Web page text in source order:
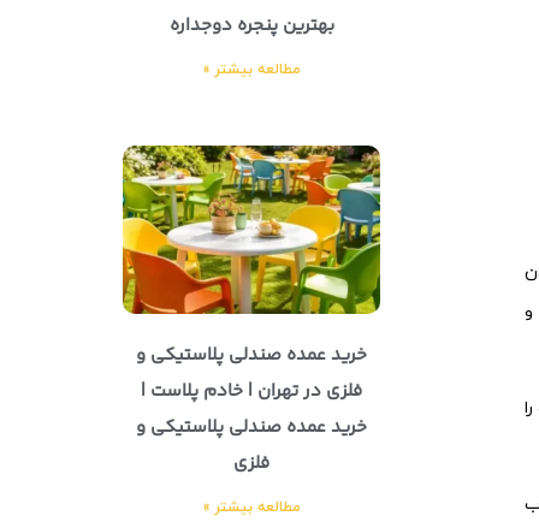
بهترین پنجره دوجداره
مطالعه بیشتر »
خرید عمده صندلی پلاستیکی و
فلزی در تهران | خادم پلاست |
خرید عمده صندلی پلاستیکی و
فلزی
مطالعه بیشتر »
و